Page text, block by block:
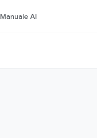
Manuale AI